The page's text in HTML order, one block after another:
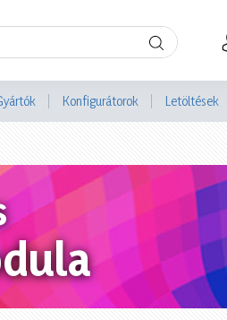
Konfigurátorok Letöltések